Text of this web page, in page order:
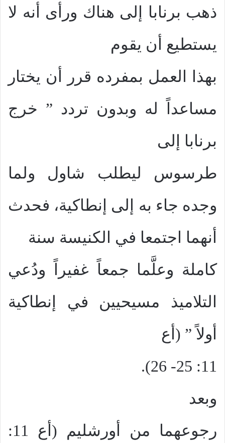
ذهب برنابا إلى هناك ورأى أنه لا
يستطيع أن يقوم
بهذا العمل بمفرده قرر أن يختار
مساعداً له وبدون تردد ” خرج
برنابا إلى
طرسوس ليطلب شاول ولما
وجده جاء به إلى إنطاكية، فحدث
أنهما اجتمعا في الكنيسة سنة
كاملة وعلَّما جمعاً غفيراً ودُعي
التلاميذ مسيحيين في إنطاكية
أولاً ” (أع
11: 25- 26).
وبعد
رجوعهما من أورشليم (أع 11: